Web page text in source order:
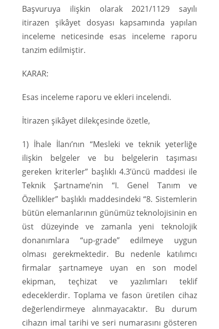
Başvuruya ilişkin olarak 2021/1129 sayılı
itirazen şikâyet dosyası kapsamında yapılan
inceleme neticesinde esas inceleme raporu
tanzim edilmiştir.
KARAR:
Esas inceleme raporu ve ekleri incelendi.
İtirazen şikâyet dilekçesinde özetle,
1) İhale İlanı’nın “Mesleki ve teknik yeterliğe
ilişkin belgeler ve bu belgelerin taşıması
gereken kriterler” başlıklı 4.3’üncü maddesi ile
Teknik Şartname’nin “I. Genel Tanım ve
Özellikler” başlıklı maddesindeki “8. Sistemlerin
bütün elemanlarının günümüz teknolojisinin en
üst düzeyinde ve zamanla yeni teknolojik
donanımlara “up-grade” edilmeye uygun
olması gerekmektedir. Bu nedenle katılımcı
firmalar şartnameye uyan en son model
ekipman, teçhizat ve yazılımları teklif
edeceklerdir. Toplama ve fason üretilen cihaz
değerlendirmeye alınmayacaktır. Bu durum
cihazın imal tarihi ve seri numarasını gösteren